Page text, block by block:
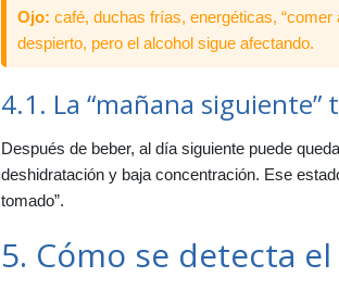
Ojo: café, duchas frías, energéticas, “comer
despierto, pero el alcohol sigue afectando.
4.1. La “mañana siguiente”
Después de beber, al día siguiente puede
deshidratación y baja concentración. Ese
tomado”.
5. Cómo se detecta